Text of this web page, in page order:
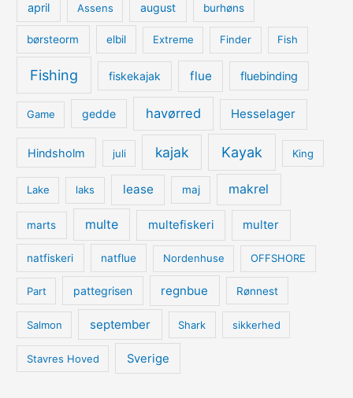
april Assens august burhøns
børsteorm elbil Extreme Finder Fish
Fishing fiskekajak flue fluebinding
Game gedde havørred Hesselager
Hindsholm juli kajak Kayak King
Lake laks lease maj makrel
marts multe multefiskeri multer
natfiskeri natflue Nordenhuse OFFSHORE
Part pattegrisen regnbue Rønnest
Salmon september Shark sikkerhed
Stavres Hoved Sverige